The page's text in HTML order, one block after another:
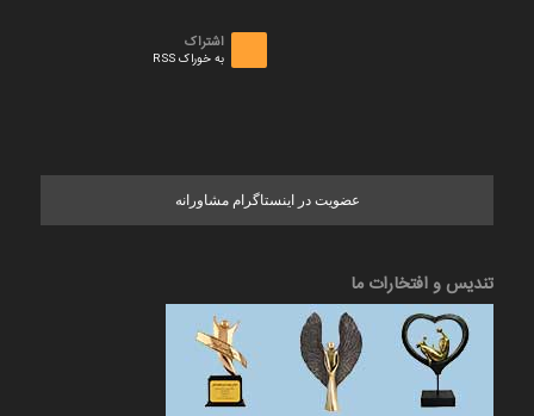
اشتراک
به خوراک RSS
عضویت در اینستاگرام مشاورانه
تندیس و افتخارات ما